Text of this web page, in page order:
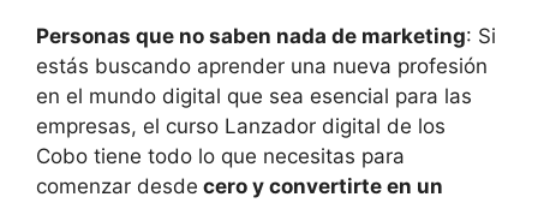
Personas que no saben nada de marketing: Si
estás buscando aprender una nueva profesión
en el mundo digital que sea esencial para las
empresas, el curso Lanzador digital de los
Cobo tiene todo lo que necesitas para
comenzar desde cero y convertirte en un